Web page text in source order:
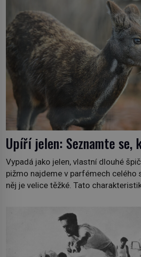
směs s názvem lučavka královská.
pro nic za nic, […]
Upíří jelen: Seznamte se,
Vypadá jako jelen, vlastní dlouhé
pižmo najdeme v parfémech celého
něj je velice těžké. Tato
1778), jenže v Asii o něm ví už celá
připomíná jelena, v kohoutku